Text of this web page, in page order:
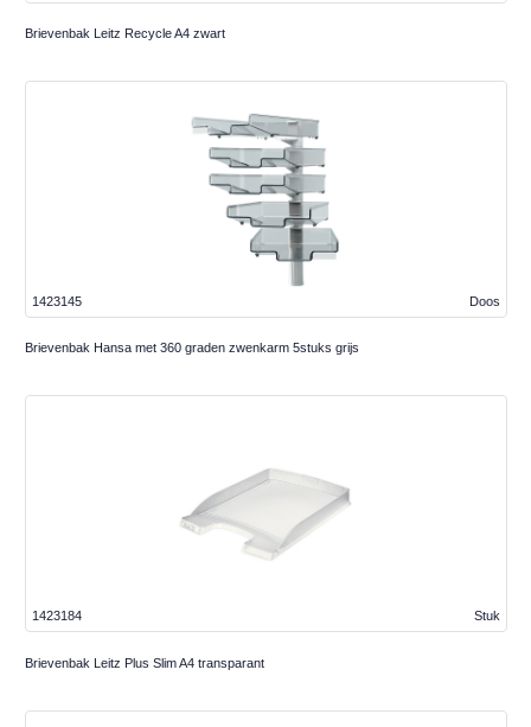
Brievenbak Leitz Recycle A4 zwart
Doos
1423145
Brievenbak Hansa met 360 graden zwenkarm 5stuks grijs
Stuk
1423184
Brievenbak Leitz Plus Slim A4 transparant